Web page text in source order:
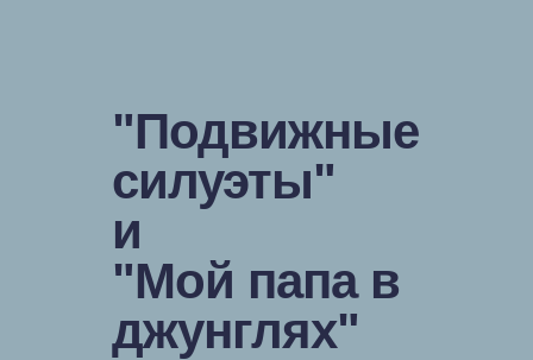
"Подвижные
силуэты"
и
"Мой папа в
джунглях"